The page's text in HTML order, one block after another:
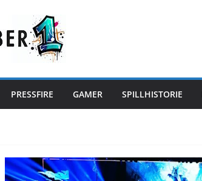
PRESSFIRE GAMER SPILLHISTORIE